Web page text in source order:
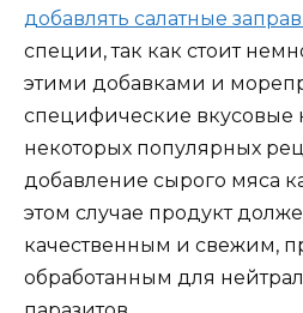
добавлять салатные
специи, так как стоит
этими добавками и
специфические вкусовые
некоторых популярных
добавление сырого мяса
этом случае продукт
качественным и свежим,
обработанным для